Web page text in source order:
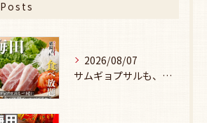
Posts
2026/08/07
サムギョプサルも、食べ放題で楽しみませんか？🥩